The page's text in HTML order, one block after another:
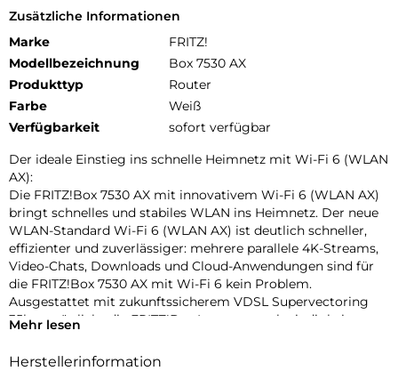
Zusätzliche Informationen
Marke
FRITZ!
Modellbezeichnung
Box 7530 AX
Produkttyp
Router
Farbe
Weiß
Verfügbarkeit
sofort verfügbar
Der ideale Einstieg ins schnelle Heimnetz mit Wi-Fi 6 (WLAN
AX):
Die FRITZ!Box 7530 AX mit innovativem Wi-Fi 6 (WLAN AX)
bringt schnelles und stabiles WLAN ins Heimnetz. Der neue
WLAN-Standard Wi-Fi 6 (WLAN AX) ist deutlich schneller,
effizienter und zuverlässiger: mehrere parallele 4K-Streams,
Video-Chats, Downloads und Cloud-Anwendungen sind für
die FRITZ!Box 7530 AX mit Wi-Fi 6 kein Problem.
Ausgestattet mit zukunftssicherem VDSL Supervectoring
35b ermöglicht die FRITZ!Box Internetgeschwindigkeiten
Telefonanlage mit DECTBasisstation sowie ein Anschluss für
Mehr lesen
Herstellerinformation